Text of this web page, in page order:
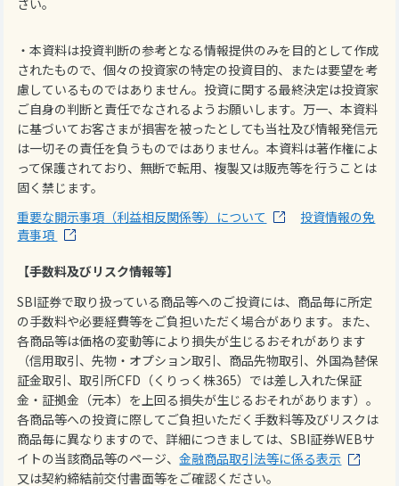
・本資料は投資判断の参考となる情報提供のみを目的として作成
されたもので、個々の投資家の特定の投資目的、または要望を考
慮しているものではありません。投資に関する最終決定は投資家
ご自身の判断と責任でなされるようお願いします。万一、本資料
に基づいてお客さまが損害を被ったとしても当社及び情報発信元
は一切その責任を負うものではありません。本資料は著作権によ
って保護されており、無断で転用、複製又は販売等を行うことは
固く禁じます。
重要な開示事項（利益相反関係等）について
投資情報の免
責事項
【手数料及びリスク情報等】
SBI証券で取り扱っている商品等へのご投資には、商品毎に所定
の手数料や必要経費等をご負担いただく場合があります。また、
各商品等は価格の変動等により損失が生じるおそれがあります
（信用取引、先物・オプション取引、商品先物取引、外国為替保
証金取引、取引所CFD（くりっく株365）では差し入れた保証
金・証拠金（元本）を上回る損失が生じるおそれがあります）。
各商品等への投資に際してご負担いただく手数料等及びリスクは
商品毎に異なりますので、詳細につきましては、SBI証券WEBサ
イトの当該商品等のページ、金融商品取引法等に係る表示
又は契約締結前交付書面等をご確認ください。